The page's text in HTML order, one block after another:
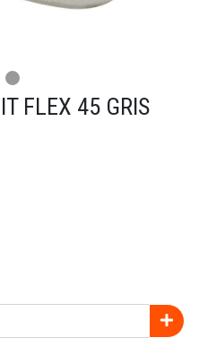
FLEX 45 GRIS